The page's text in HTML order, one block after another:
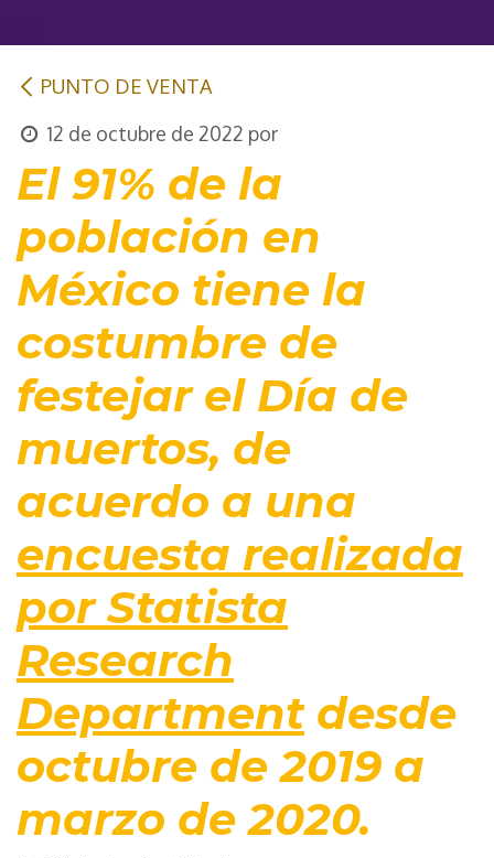
PUNTO DE VENTA
12 de octubre de 2022 por
El 91% de la
población en
México tiene la
costumbre de
festejar el Día de
muertos, de
acuerdo a una
encuesta realizada
por Statista
Research
Departmentdesde
octubre de 2019 a
marzo de 2020.